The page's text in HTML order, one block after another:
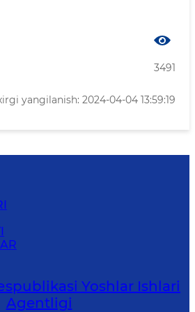
3491
yangilanish: 2024-04-04 13:59:19
Yoshlar Ishlari
Agentligi